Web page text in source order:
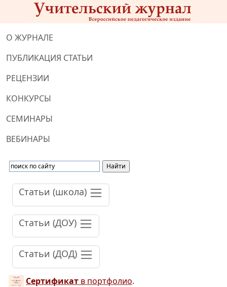
О ЖУРНАЛЕ
ПУБЛИКАЦИЯ СТАТЬИ
РЕЦЕНЗИИ
КОНКУРСЫ
СЕМИНАРЫ
ВЕБИНАРЫ
Статьи (школа)
Статьи (ДОУ)
Статьи (ДОД)
Сертификат в портфолио.